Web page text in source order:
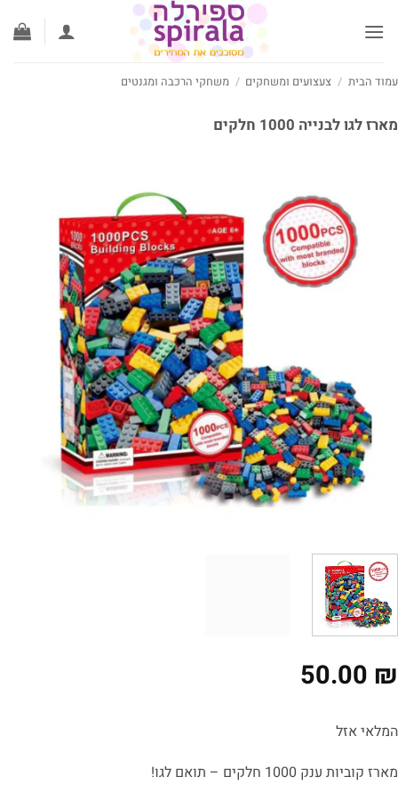
הבית / צעצועים ומשחקים / משחקי הרכבה ומגנטים
לגו לבנייה 1000 חלקים
50.00
אזל
קוביות ענק 1000 חלקים – תואם לגו!